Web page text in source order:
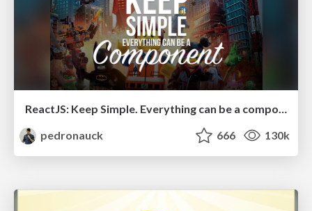
ReactJS: Keep Simple. Everything can be a component!
pedronauck
666 130k